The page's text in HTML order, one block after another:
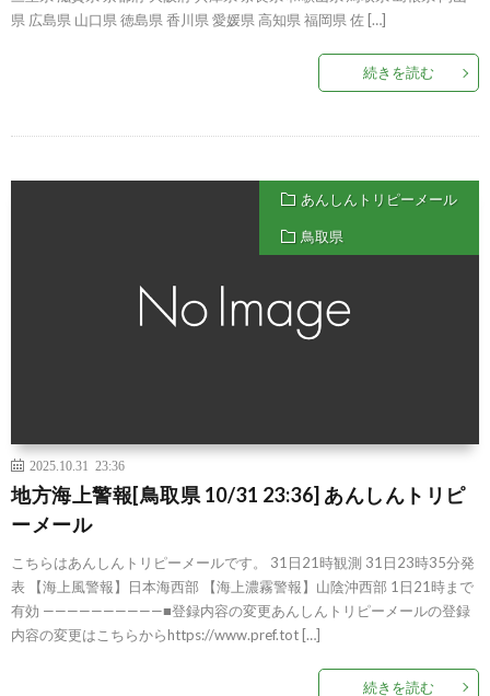
県 広島県 山口県 徳島県 香川県 愛媛県 高知県 福岡県 佐 […]
続きを読む
あんしんトリピーメール
鳥取県
2025.10.31 23:36
地方海上警報[鳥取県 10/31 23:36] あんしんトリピ
ーメール
こちらはあんしんトリピーメールです。 31日21時観測 31日23時35分発
表 【海上風警報】日本海西部 【海上濃霧警報】山陰沖西部 1日21時まで
有効 ——————————■登録内容の変更あんしんトリピーメールの登録
内容の変更はこちらからhttps://www.pref.tot […]
続きを読む